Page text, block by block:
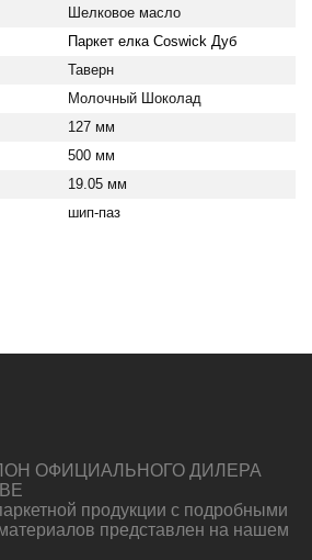
Шелковое масло
Паркет елка Coswick Дуб
Таверн
Молочный Шоколад
127 мм
500 мм
19.05 мм
шип-паз
ОФИЦИАЛЬНОГО ДИЛЕРА
продукции с подробными
представлен на нашем